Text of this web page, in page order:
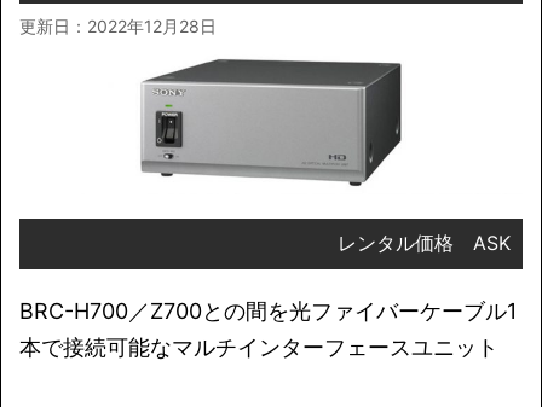
更新日： 2022年12月28日
レンタル価格 ASK
BRC-H700／Z700との間を光ファイバーケーブル1
本で接続可能なマルチインターフェースユニット